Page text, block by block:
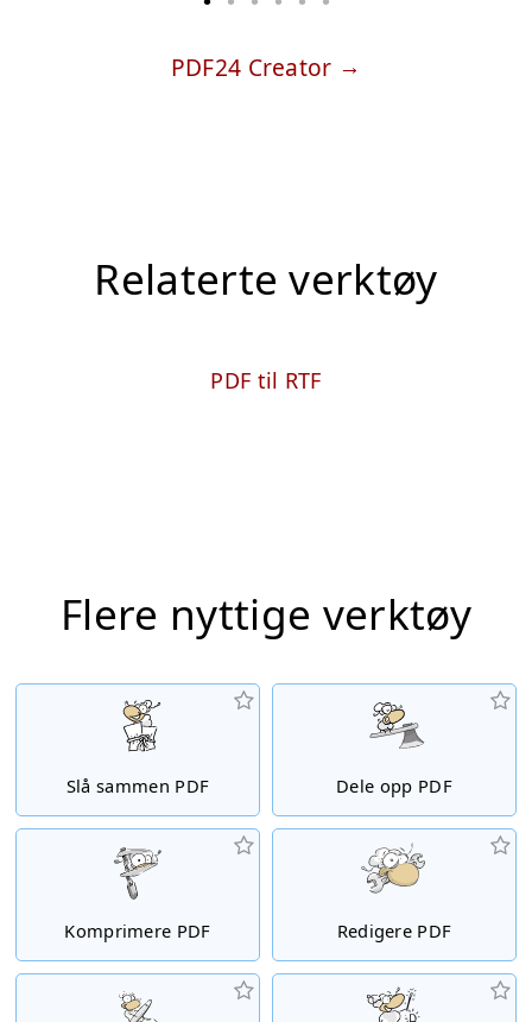
PDF24 Creator
Relaterte verktøy
PDF til RTF
Flere nyttige verktøy
Slå sammen PDF Dele opp PDF
Komprimere PDF Redigere PDF